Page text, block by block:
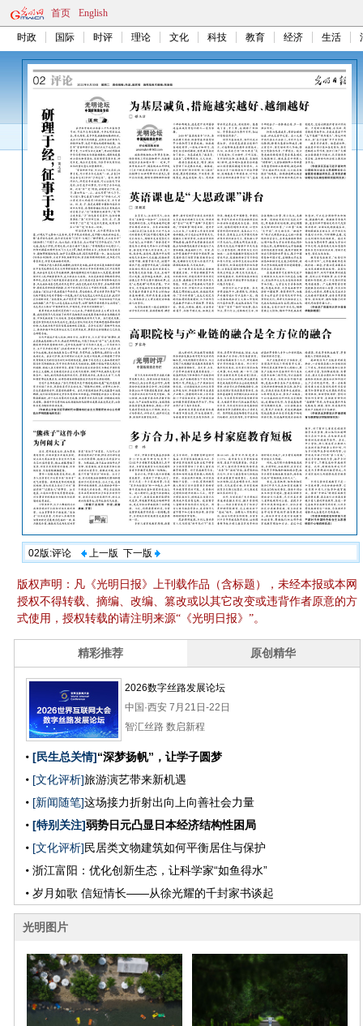
首页 English
时政 国际 时评 理论 文化 科技 教育 经济 生活
02版:评论 上一版 下一版
版权声明：凡《光明日报》上刊载作品（含标题），未经本报或本网
授权不得转载、摘编、改编、篡改或以其它改变或违背作者原意的方
式使用，授权转载的请注明来源“《光明日报》”。